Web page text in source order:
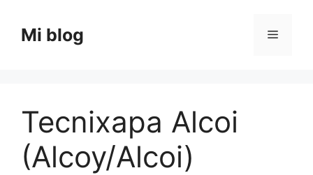
contenido
Mi blog Menú
Tecnixapa Alcoi
(Alcoy/Alcoi)